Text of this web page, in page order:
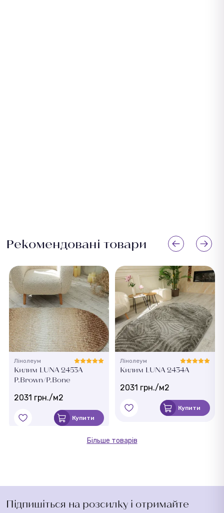
Рекомендовані товари
Лінолеум
Килим LUNA 2453A
P.Brown/P.Bone
2031 грн./м2
Купити
Лінолеум
Килим LUNA 2434A
2031 грн./м2
Купити
Більше товарів
Підпишіться на розсилку і отримайте